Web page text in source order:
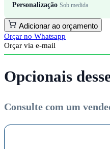
Personalização Sob medida
Adicionar ao orçamento
Orçar no Whatsapp
Orçar via e-mail
Opcionais
Consulte com um